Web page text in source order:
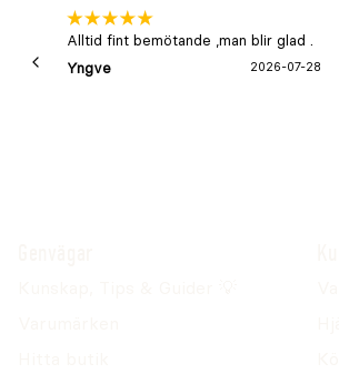
Alltid fint bemötande ,man blir glad .
Yngve
2026-07-28